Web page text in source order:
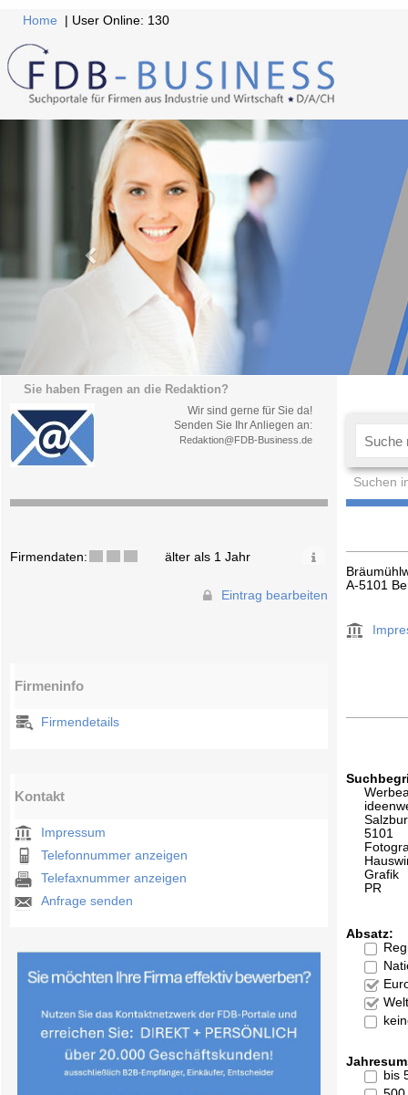
Home | User Online: 130
Sie haben Fragen an die Redaktion?
Wir sind gerne für Sie da!
Senden Sie Ihr Anliegen an:
Redaktion@FDB-Business.de
Suchen
Firmendaten: älter als 1 Jahr
Eintrag bearbeiten
Firmeninfo
Firmendetails
Kontakt
Impressum
Telefonnummer anzeigen
Telefaxnummer anzeigen
Anfrage senden
A-5101
5101
Grafik
PR
Absatz:
bis